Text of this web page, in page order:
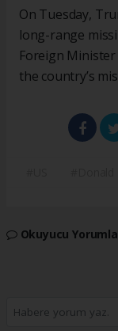
On Tuesday,
long-range
Foreign
the country’s
Okuyucu